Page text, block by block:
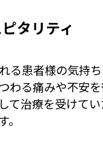
タリティ
る患者様の気持
わる痛みや不安
て治療を受けて